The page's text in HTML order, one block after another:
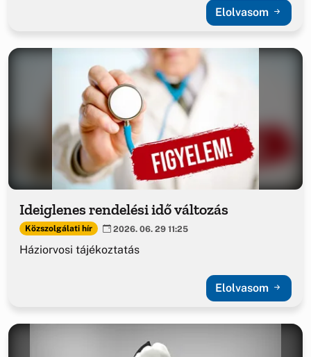
Elolvasom
Ideiglenes rendelési idő változás
Közszolgálati hír 2026. 06. 29 11:25
Háziorvosi tájékoztatás
Elolvasom